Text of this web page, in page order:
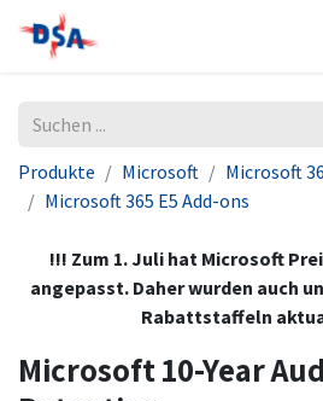
Produkte Microsoft
Microsoft
Microsoft 365 E5 Add-ons
!!! Zum 1. Juli hat Microsoft
angepasst. Daher wurden auch
Rabattstaffeln
Microsoft 10-Year